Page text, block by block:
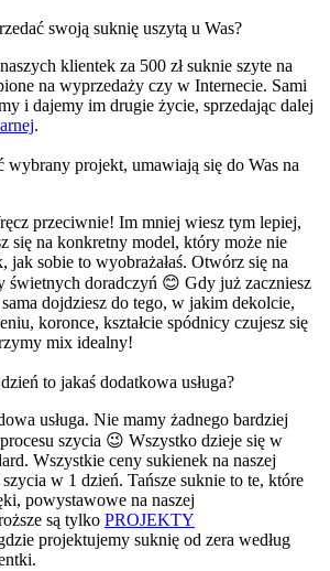
swoją suknię uszytą u Was?
klientek za 500 zł suknie szyte na
na wyprzedaży czy w Internecie. Sami
i dajemy im drugie życie, sprzedając dalej
.
wybrany projekt, umawiają się do Was na
przeciwnie! Im mniej wiesz tym lepiej,
się na konkretny model, który może nie
jak sobie to wyobrażałaś. Otwórz się na
świetnych doradczyń 😊 Gdy już zaczniesz
dojdziesz do tego, w jakim dekolcie,
koronce, kształcie spódnicy czujesz się
mix idealny!
to jakaś dodatkowa usługa?
usługa. Nie mamy żadnego bardziej
szycia 😉 Wszystko dzieje się w
Wszystkie ceny sukienek na naszej
w 1 dzień. Tańsze suknie to te, które
powystawowe na naszej
są tylko PROJEKTY
projektujemy suknię od zera według